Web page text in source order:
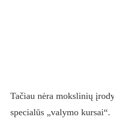
Tačiau nėra mokslinių
specialūs „valymo kursai“.